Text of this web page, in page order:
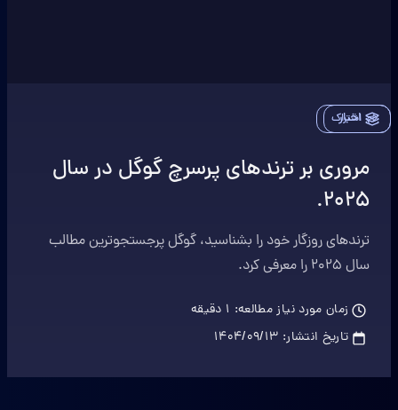
اخبار
اشتراک
مروری بر ترندهای پرسرچ‌ گوگل در سال
۲۰۲۵.
ترند‌های روزگار خود را بشناسید، گوگل پرجستجوترین مطالب
سال ۲۰۲۵ را معرفی کرد.
زمان مورد نیاز مطالعه: 1 دقیقه
تاریخ انتشار: ۱۴۰۴/۰۹/۱۳